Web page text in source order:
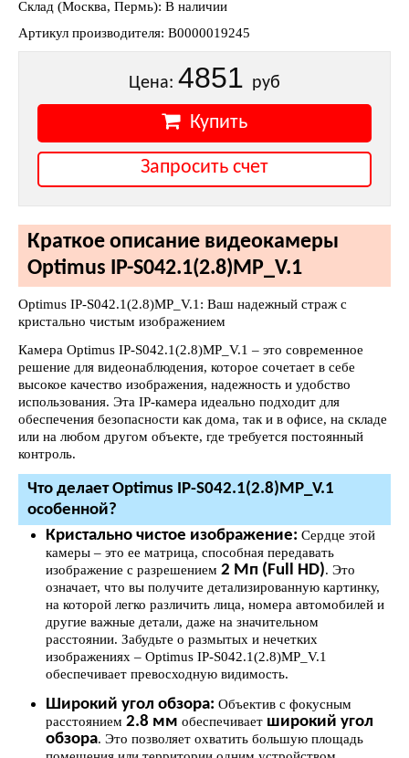
Склад (Москва, Пермь): В наличии
Артикул производителя: В0000019245
Цена: 4851 руб
Купить
Запросить счет
Краткое описание видеокамеры
Optimus IP-S042.1(2.8)MP_V.1
Optimus IP-S042.1(2.8)MP_V.1: Ваш надежный страж с
кристально чистым изображением
Камера Optimus IP-S042.1(2.8)MP_V.1 – это современное
решение для видеонаблюдения, которое сочетает в себе
высокое качество изображения, надежность и удобство
использования. Эта IP-камера идеально подходит для
обеспечения безопасности как дома, так и в офисе, на складе
или на любом другом объекте, где требуется постоянный
контроль.
Что делает Optimus IP-S042.1(2.8)MP_V.1
особенной?
Кристально чистое изображение: Сердце этой
камеры – это ее матрица, способная передавать
изображение с разрешением 2 Мп (Full HD). Это
означает, что вы получите детализированную картинку,
на которой легко различить лица, номера автомобилей и
другие важные детали, даже на значительном
расстоянии. Забудьте о размытых и нечетких
изображениях – Optimus IP-S042.1(2.8)MP_V.1
обеспечивает превосходную видимость.
Широкий угол обзора: Объектив с фокусным
расстоянием 2.8 мм обеспечивает широкий угол
обзора. Это позволяет охватить большую площадь